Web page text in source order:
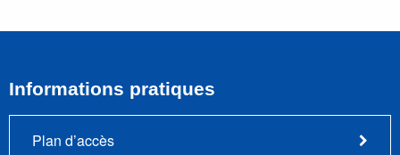
Informations pratiques
Plan d’accès